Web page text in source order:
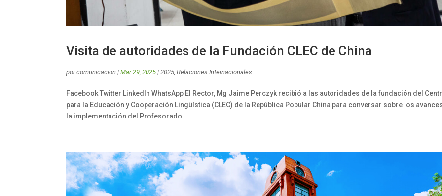
Visita de autoridades de la Fundación CLEC de China
porcomunicacion |Mar 29, 2025 | 2025 ,Relaciones Internacionales
Facebook Twitter LinkedIn WhatsApp El Rector, Mg Jaime Perczyk recibió a las autoridades de la fundación del
para la Educación y Cooperación Lingüística (CLEC) de la República Popular China para conversar sobre los
la implementación del Profesorado...